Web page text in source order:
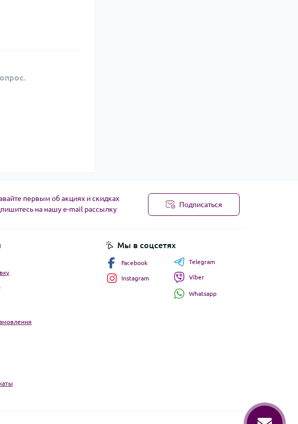
первым об акциях и скидках
на нашу e-mail рассылку
Подписаться
Мы в соцсетях
Facebook
Instagram
Telegram
Viber
Whatsapp